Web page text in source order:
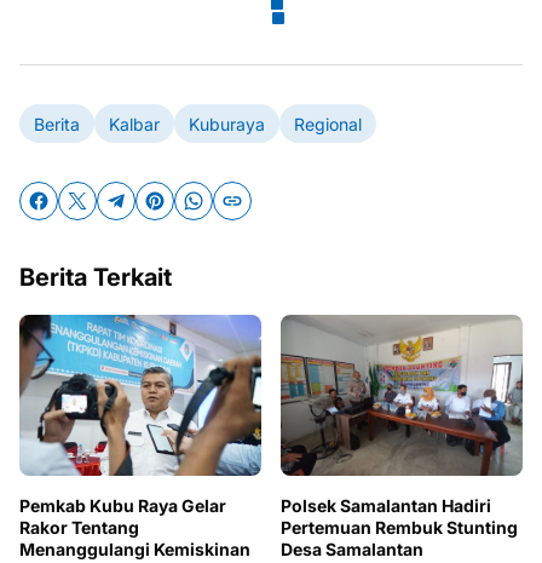
Berita Kalbar Kuburaya Regional
Berita Terkait
Pemkab Kubu Raya Gelar
Rakor Tentang
Menanggulangi Kemiskinan
Polsek Samalantan Hadiri
Pertemuan Rembuk Stunting
Desa Samalantan